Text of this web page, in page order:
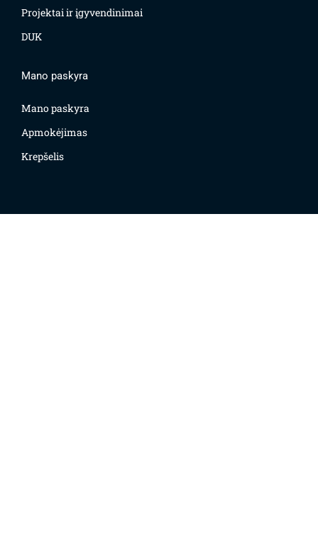
Projektai ir įgyvendinimai
DUK
Mano paskyra
Mano paskyra
Apmokėjimas
Krepšelis